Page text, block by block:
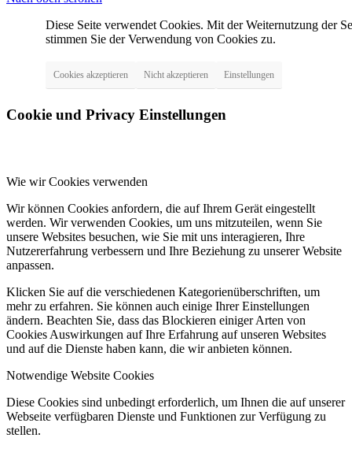
Diese Seite verwendet Cookies. Mit der Weiternutzung der
stimmen Sie der Verwendung von Cookies zu.
Cookies akzeptieren Nicht akzeptieren Einstellungen
Cookie und Privacy Einstellungen
Wie wir Cookies verwenden
Wir können Cookies anfordern, die auf Ihrem Gerät eingestellt
werden. Wir verwenden Cookies, um uns mitzuteilen, wenn Sie
unsere Websites besuchen, wie Sie mit uns interagieren, Ihre
Nutzererfahrung verbessern und Ihre Beziehung zu unserer Website
anpassen.
Klicken Sie auf die verschiedenen Kategorienüberschriften, um
mehr zu erfahren. Sie können auch einige Ihrer Einstellungen
ändern. Beachten Sie, dass das Blockieren einiger Arten von
Cookies Auswirkungen auf Ihre Erfahrung auf unseren Websites
und auf die Dienste haben kann, die wir anbieten können.
Notwendige Website Cookies
Diese Cookies sind unbedingt erforderlich, um Ihnen die auf unserer
Webseite verfügbaren Dienste und Funktionen zur Verfügung zu
stellen.